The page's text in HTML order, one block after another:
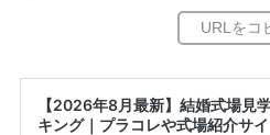
【2026年8月最新】結婚式場見
キング｜プラコレや式場紹介サ